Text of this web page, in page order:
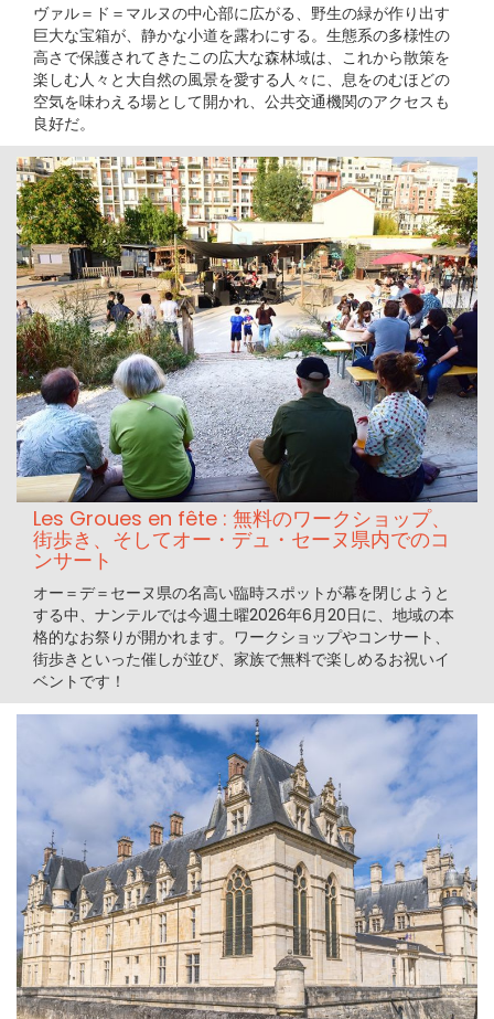
ヴァル＝ド＝マルヌの中心部に広がる、野生の緑が作り出す
巨大な宝箱が、静かな小道を露わにする。生態系の多様性の
高さで保護されてきたこの広大な森林域は、これから散策を
楽しむ人々と大自然の風景を愛する人々に、息をのむほどの
空気を味わえる場として開かれ、公共交通機関のアクセスも
良好だ。
Les Groues en fête : 無料のワークショップ、
街歩き、そしてオー・デュ・セーヌ県内でのコ
ンサート
オー＝デ＝セーヌ県の名高い臨時スポットが幕を閉じようと
する中、ナンテルでは今週土曜2026年6月20日に、地域の本
格的なお祭りが開かれます。ワークショップやコンサート、
街歩きといった催しが並び、家族で無料で楽しめるお祝いイ
ベントです！